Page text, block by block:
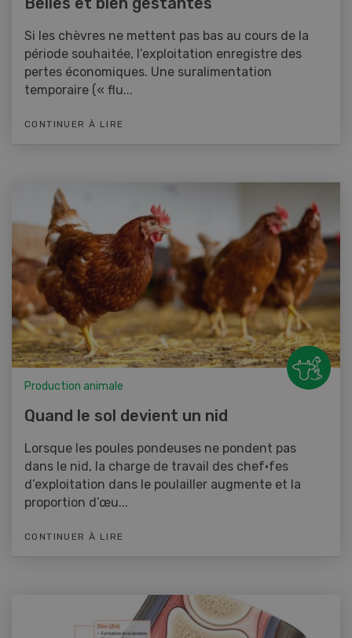
Si les chèvres ne mettent pas bas au cours de la
période souhaitée, l’exploitation enregistre des
pertes économiques. Une suralimentation
temporaire (« flu...
CONTINUER À LIRE
Production animale
Quand le sol devient un nid
Lorsque les poules pondeuses ne pondent pas
dans le nid, la charge de travail des chef·fes
d’exploitation dans le poulailler augmente et la
proportion d’œu...
CONTINUER À LIRE